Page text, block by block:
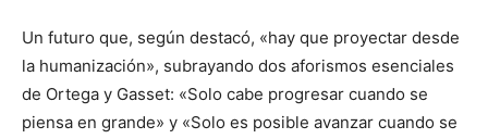
Un futuro que, según destacó, «hay que proyectar desde
la humanización», subrayando dos aforismos esenciales
de Ortega y Gasset: «Solo cabe progresar cuando se
piensa en grande» y «Solo es posible avanzar cuando se